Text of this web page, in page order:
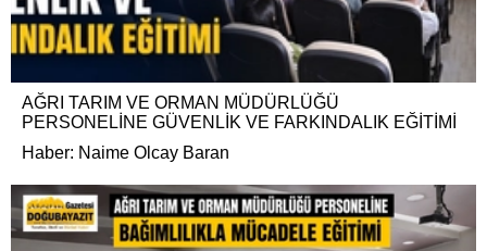
AĞRI TARIM VE ORMAN MÜDÜRLÜĞÜ
PERSONELİNE GÜVENLİK VE FARKINDALIK EĞİTİMİ
Haber: Naime Olcay Baran